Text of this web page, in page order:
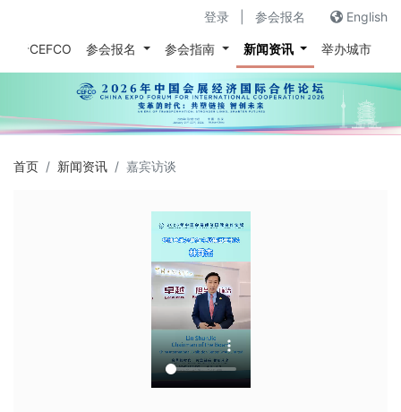
登录 参会报名 English
关于CEFCO 参会报名 参会指南 新闻资讯 举办城市
首页 新闻资讯 嘉宾访谈